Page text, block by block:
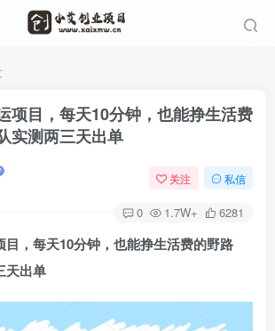
项目，每天10分钟，也能挣生活费
实测两三天出单
关注 私信
0 1.7W+ 6281
目 ，每天10分钟，也能挣生活费的野路
天出单